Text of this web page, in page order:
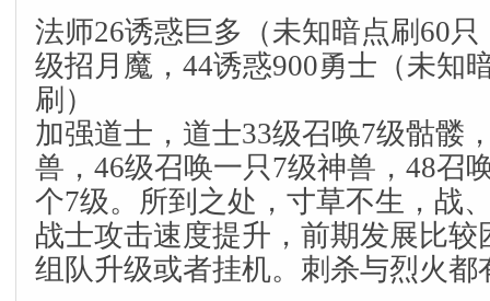
法师26诱惑巨多（未知暗点刷60
级招月魔，44诱惑900勇士（未知
刷）
加强道士，道士33级召唤7级骷髅
兽，46级召唤一只7级神兽，48召
个7级。所到之处，寸草不生，战
战士攻击速度提升，前期发展比较
组队升级或者挂机。刺杀与烈火都